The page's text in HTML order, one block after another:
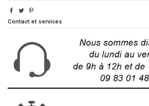
Contact et services